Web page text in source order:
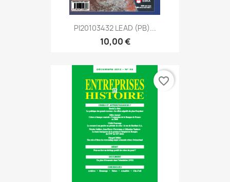
PI20103432 LEAD (PB)...
10,00 €
favorite_border